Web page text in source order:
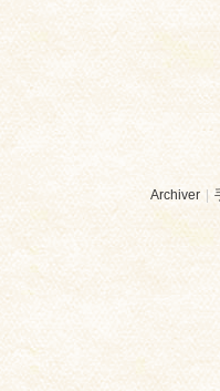
Archiver